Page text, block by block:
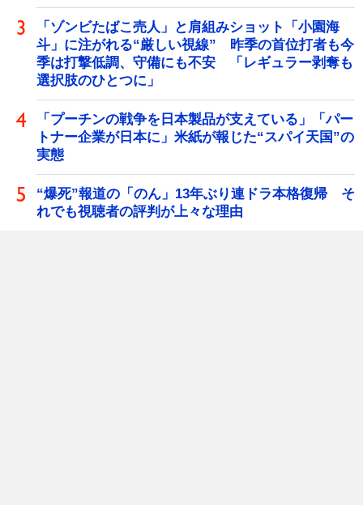
「ゾンビたばこ売人」と肩組みショット「小園海
斗」に注がれる“厳しい視線” 昨季の首位打者も今
季は打撃低調、守備にも不安 「レギュラー剥奪も
選択肢のひとつに」
「プーチンの戦争を日本製品が支えている」「パー
トナー企業が日本に」米紙が報じた“スパイ天国”の
実態
“爆死”報道の「のん」13年ぶり連ドラ本格復帰 そ
れでも視聴者の評判が上々な理由